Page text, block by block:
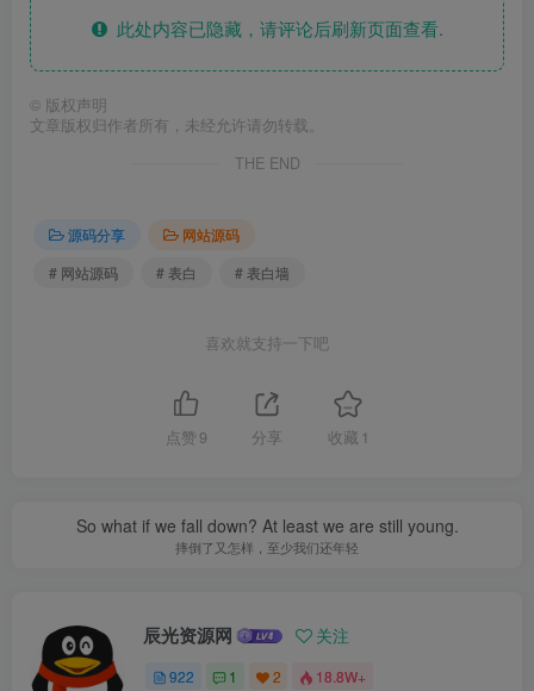
此处内容已隐藏，请评论后刷新页面查看.
© 版权声明
文章版权归作者所有，未经允许请勿转载。
THE END
源码分享
网站源码
# 网站源码
# 表白 # 表白墙
喜欢就支持一下吧
点赞 9 分享 收藏 1
So what if we fall down? At least we are still young.
摔倒了又怎样，至少我们还年轻
辰光资源网 关注
922 1 2 18.8W+